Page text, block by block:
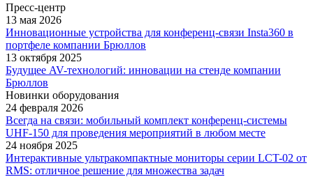
Пресс-центр
13 мая 2026
Инновационные устройства для конференц-связи Insta360 в
портфеле компании Брюллов
13 октября 2025
Будущее AV-технологий: инновации на стенде компании
Брюллов
Новинки оборудования
24 февраля 2026
Всегда на связи: мобильный комплект конференц-системы
UHF-150 для проведения мероприятий в любом месте
24 ноября 2025
Интерактивные ультракомпактные мониторы серии LCT-02 от
RMS: отличное решение для множества задач